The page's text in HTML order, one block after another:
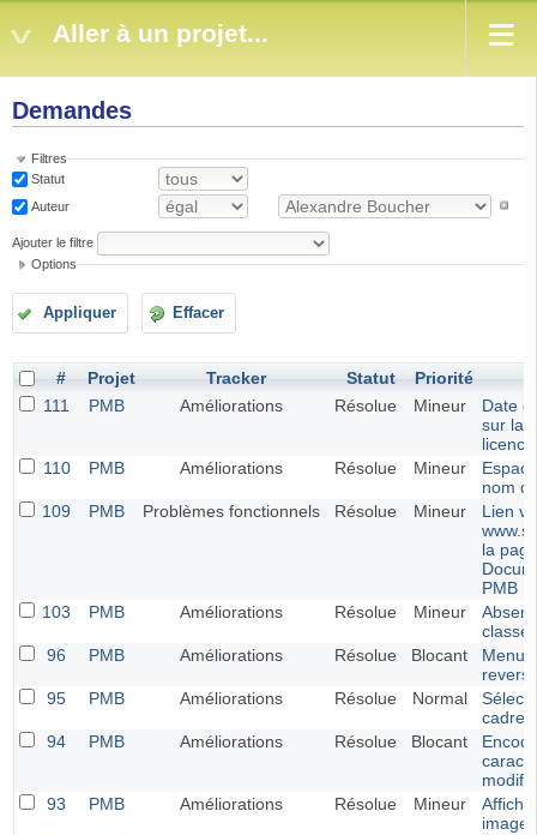
Aller à un projet...
Demandes
Filtres
Statut
Auteur
Ajouter le filtre
Options
Appliquer Effacer
# Projet Tracker Statut
Priorité
111
PMB Améliorations Résolue Mineur
Date
sur la
licence
110
PMB Améliorations Résolue Mineur
nom
109
PMB Problèmes fonctionnels Résolue Mineur
Lien
la page
PMB
103
PMB Améliorations Résolue Mineur
classe
96
PMB Améliorations Résolue Blocant
Menu
95
PMB Améliorations Résolue Normal
94
PMB Améliorations Résolue Blocant
93
PMB Améliorations Résolue Mineur